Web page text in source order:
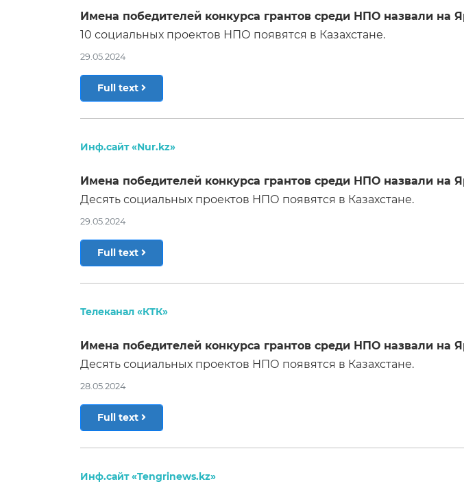
Имена победителей конкурса грантов среди НПО назвали на
10 социальных проектов НПО появятся в Казахстане.
29.05.2024
Full text
Инф.сайт «Nur.kz»
Имена победителей конкурса грантов среди НПО назвали на
Десять социальных проектов НПО появятся в Казахстане.
29.05.2024
Full text
Телеканал «КТК»
Имена победителей конкурса грантов среди НПО назвали на
Десять социальных проектов НПО появятся в Казахстане.
28.05.2024
Full text
Инф.сайт «Tengrinews.kz»